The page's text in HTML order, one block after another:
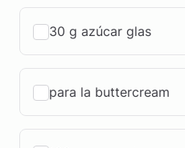
30 g azúcar glas
para la buttercream